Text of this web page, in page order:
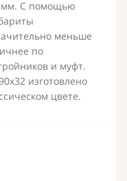
мм. С помощью
меньше
по
и муфт.
изготовлено
цвете.